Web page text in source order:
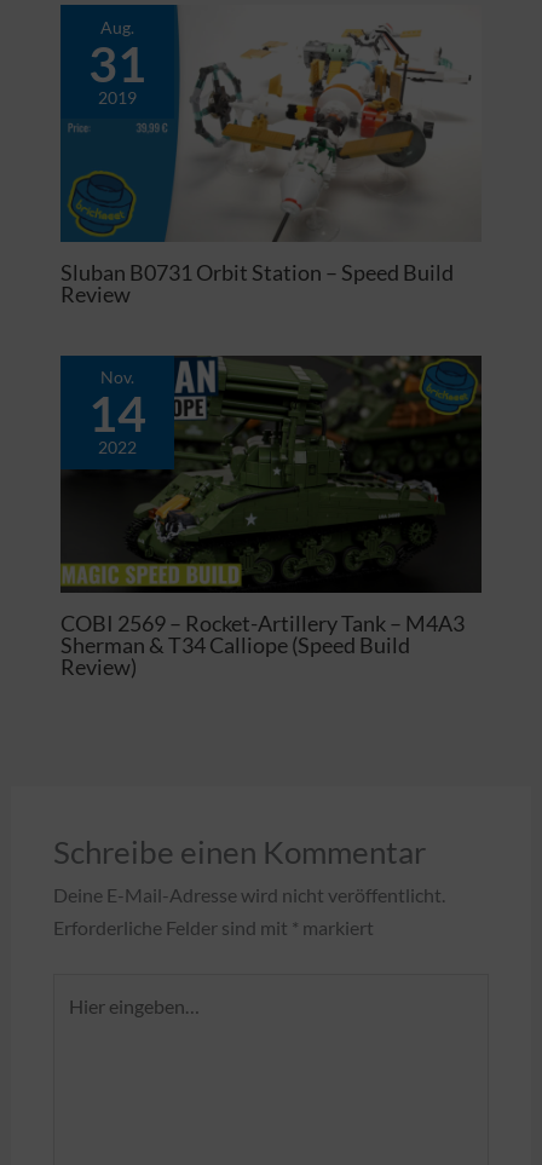
Aug.
31
2019
Sluban B0731 Orbit Station – Speed Build
Review
Nov.
14
2022
COBI 2569 – Rocket-Artillery Tank – M4A3
Sherman & T34 Calliope (Speed Build
Review)
Schreibe einen Kommentar
Deine E-Mail-Adresse wird nicht veröffentlicht.
Erforderliche Felder sind mit * markiert
eingeben…